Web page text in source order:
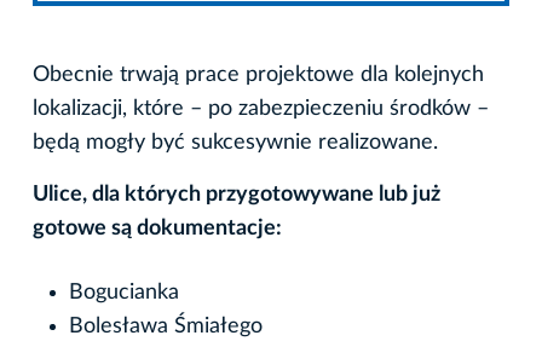
Obecnie trwają prace projektowe dla kolejnych
lokalizacji, które – po zabezpieczeniu środków –
będą mogły być sukcesywnie realizowane.
Ulice, dla których przygotowywane lub już
gotowe są dokumentacje:
Bogucianka
Bolesława Śmiałego